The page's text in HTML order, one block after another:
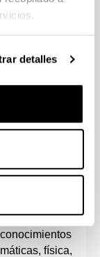
detalles
muy
una
el
física,